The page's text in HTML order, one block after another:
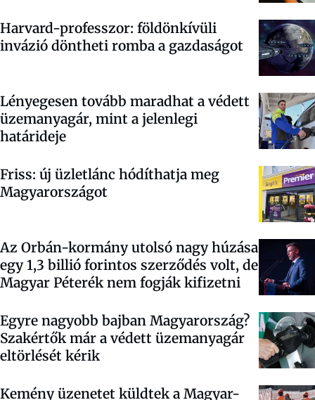
Harvard-professzor: földönkívüli
invázió döntheti romba a gazdaságot
Lényegesen tovább maradhat a védett
üzemanyagár, mint a jelenlegi
határideje
Friss: új üzletlánc hódíthatja meg
Magyarországot
Az Orbán-kormány utolsó nagy húzása
egy 1,3 billió forintos szerződés volt, de
Magyar Péterék nem fogják kifizetni
Egyre nagyobb bajban Magyarország?
Szakértők már a védett üzemanyagár
eltörlését kérik
Kemény üzenetet küldtek a Magyar-